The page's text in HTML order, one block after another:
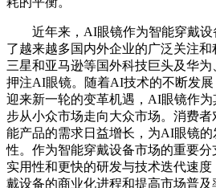
近年来，AI眼镜作为智能穿戴设
了越来越多国内外企业的广泛关注和
三星和亚马逊等国外科技巨头及华为
押注AI眼镜。随着AI技术的不断发
迎来新一轮的变革机遇，AI眼镜作
步从小众市场走向大众市场。消费
能产品的需求日益增长，为AI眼镜
性。作为智能穿戴设备市场的重要
实用性和更快的研发与技术迭代速
戴设备的商业化进程和提高市场普及